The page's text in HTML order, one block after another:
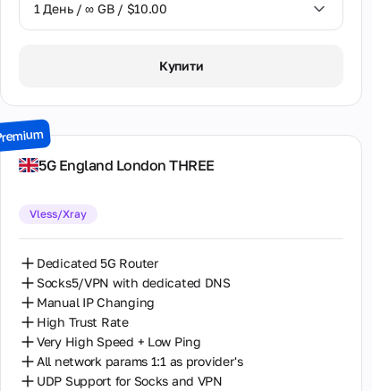
1 День / ∞ GB / $10.00
3 Дні / ∞ GB / $23.50
30 Днів / ∞ GB / $175.00
Купити
5G England London THREE
Vless/Xray
Dedicated 5G Router
Socks5/VPN with dedicated DNS
Manual IP Changing
High Trust Rate
Very High Speed + Low Ping
All network params 1:1 as provider's
UDP Support for Socks and VPN